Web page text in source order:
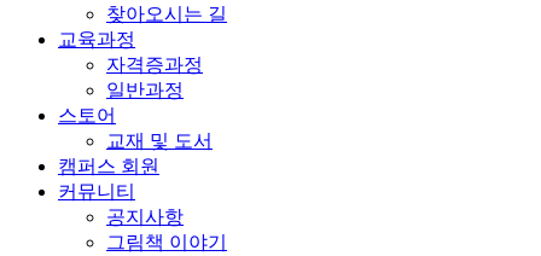
찾아오시는 길
교육과정
자격증과정
일반과정
스토어
교재 및 도서
캠퍼스 회원
커뮤니티
공지사항
그림책 이야기